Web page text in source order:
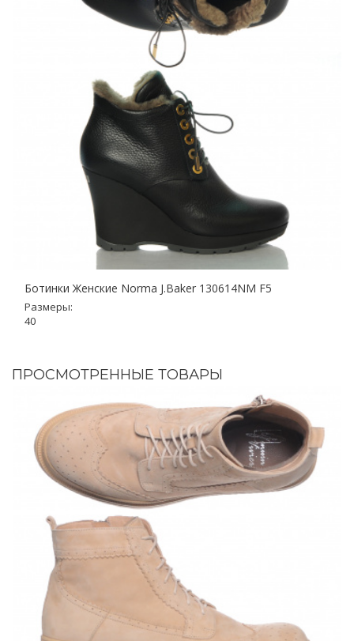
Ботинки Женские Norma J.Baker 130614NM F5
Размеры:
40
ПРОСМОТРЕННЫЕ ТОВАРЫ